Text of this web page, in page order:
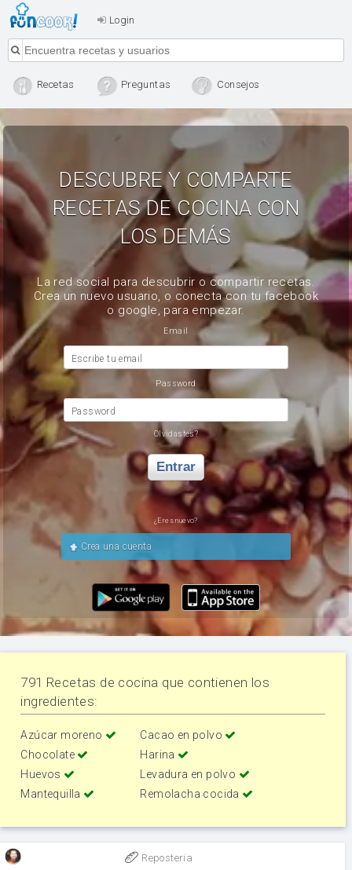
Login
Recetas Preguntas Consejos
DESCUBRE Y COMPARTE
RECETAS DE COCINA CON
LOS DEMÁS
La red social para descubrir o compartir recetas.
Crea un nuevo usuario, o conecta con tu facebook
o google, para empezar.
Email
Escribe tu email
Password
Password
Olvidastes?
Entrar
¿Eres nuevo?
Crea una cuenta
791 Recetas de cocina que contienen los
ingredientes:
Azúcar moreno
Cacao en polvo
Chocolate
Harina
Huevos
Levadura en polvo
Mantequilla
Remolacha cocida
Reposteria